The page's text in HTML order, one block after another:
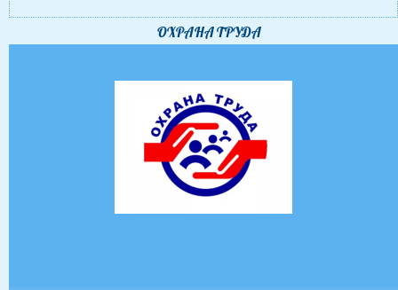
ОХРАНА ТРУДА